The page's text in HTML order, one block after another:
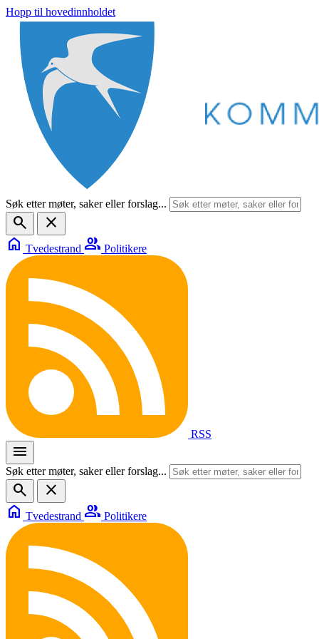
Hopp til hovedinnholdet
Søk etter møter, saker eller forslag...
search
close
home Tvedestrand group Politikere
RSS
menu
Søk etter møter, saker eller forslag...
search
close
home Tvedestrand group Politikere